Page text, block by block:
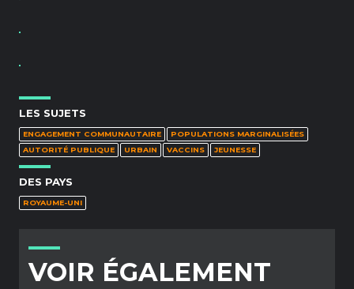
LES SUJETS
ENGAGEMENT COMMUNAUTAIRE
POPULATIONS MARGINALISÉES
AUTORITÉ PUBLIQUE
URBAIN VACCINS JEUNESSE
DES PAYS
ROYAUME-UNI
VOIR ÉGALEMENT